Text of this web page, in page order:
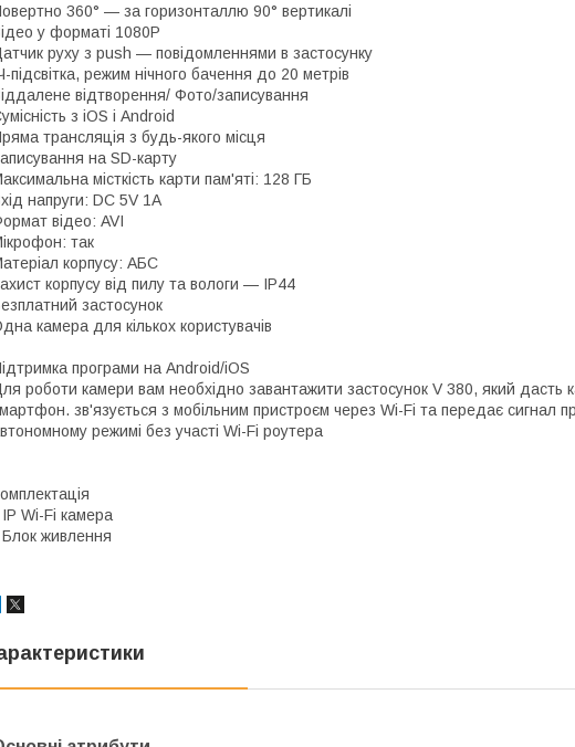
360° — за горизонталлю 90° вертикалі
у форматі 1080P
руху з push — повідомленнями в застосунку
підсвітка, режим нічного бачення до 20 метрів
відтворення/ Фото/записування
з iOS і Android
трансляція з будь-якого місця
на SD-карту
місткість карти пам'яті: 128 ГБ
напруги: DC 5V 1A
відео: AVI
так
корпусу: АБС
корпусу від пилу та вологи — IP44
застосунок
камера для кількох користувачів
програми на Android/iOS
роботи камери вам необхідно завантажити застосунок V 380, який
зв'язується з мобільним пристроєм через Wi-Fi та передає сигнал
режимі без участі Wi-Fi роутера
IP Wi-Fi камера
Блок живлення